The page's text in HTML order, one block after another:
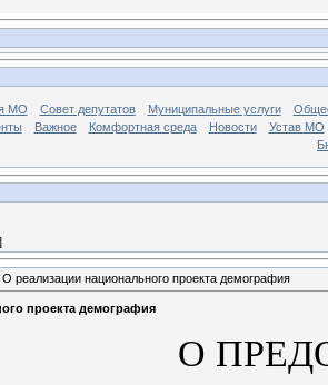
МО Совет депутатов Муниципальные услуги
Важное Комфортная среда Новости
Устав МО
О реализации национального проекта демография
проекта демография
О